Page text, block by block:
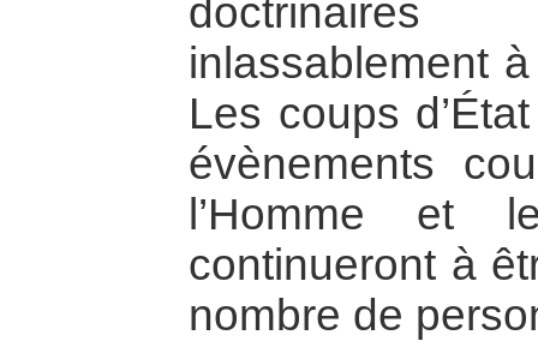
inlassablement
Les coups
évènements
l’Homme et
continueront à
nombre de